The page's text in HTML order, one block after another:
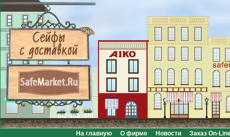
На главную О фирме Новости Заказ On-